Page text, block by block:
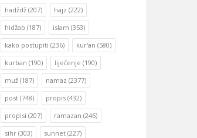
hadždž (207) hajz (222)
hidžab (187) islam (353)
kako postupiti (236) kur'an (580)
kurban (190) liječenje (190)
muž (187) namaz (2377)
post (748) propis (432)
propisi (207) ramazan (246)
sihr (303) sunnet (227)